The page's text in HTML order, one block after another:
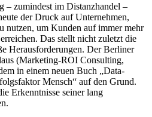
– zumindest im Distanzhandel –
der Druck auf Unternehmen,
nutzen, um Kunden auf immer mehr
Das stellt nicht zuletzt die
Herausforderungen. Der Berliner
(Marketing-ROI Consulting,
in einem neuen Buch „Data-
Mensch“ auf den Grund.
Erkenntnisse seiner lang